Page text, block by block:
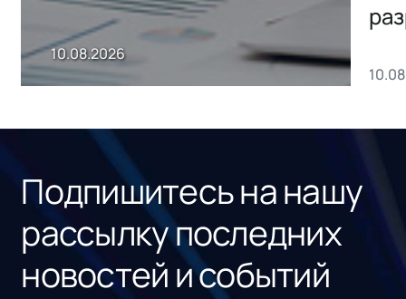
10.08.2026
Подпишитесь на нашу
рассылку последних
новостей и событий